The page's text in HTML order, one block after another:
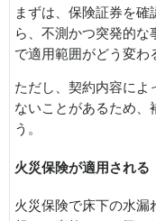
まずは、保険証券を
ら、不測かつ突発的な
で適用範囲がどう変わ
ただし、契約内容によ
ないことがあるため、
う。
火災保険が適用される
火災保険で床下の水漏